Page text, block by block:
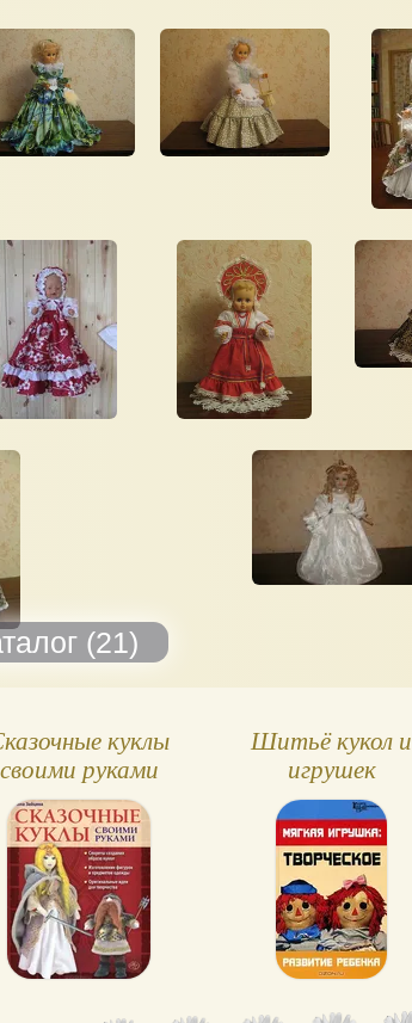
куклы
своими руками
Шитьё кукол и
игрушек